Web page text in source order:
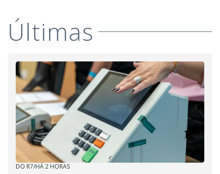
Últimas
DO R7/HÁ 2 HORAS